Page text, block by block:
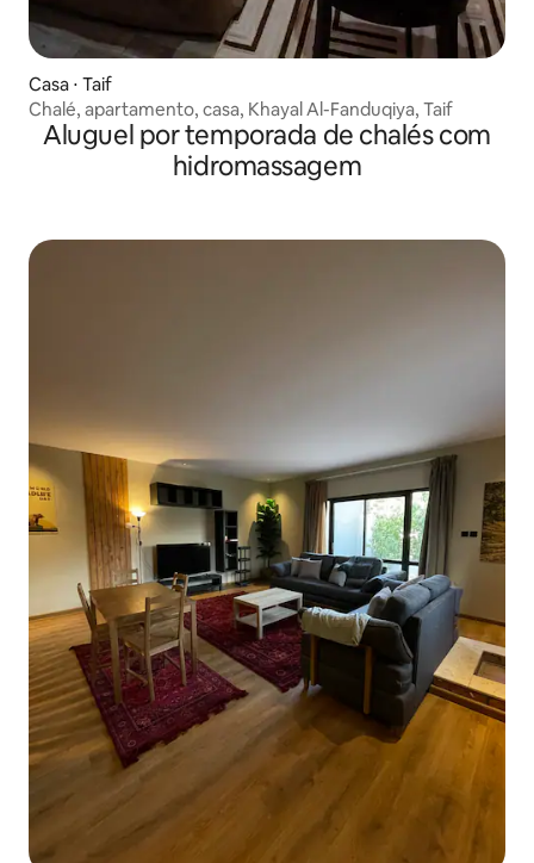
Casa ⋅ Taif
Chalé, apartamento, casa, Khayal Al-Fanduqiya, Taif
Aluguel por temporada de chalés com
hidromassagem